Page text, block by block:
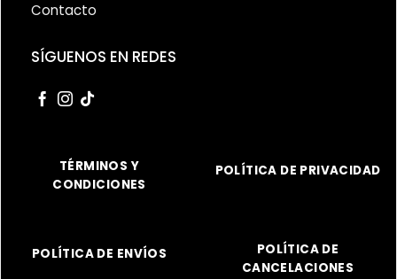
Contacto
SÍGUENOS EN REDES
TÉRMINOS Y
CONDICIONES
POLÍTICA DE PRIVACIDAD
POLÍTICA DE ENVÍOS
POLÍTICA DE
CANCELACIONES